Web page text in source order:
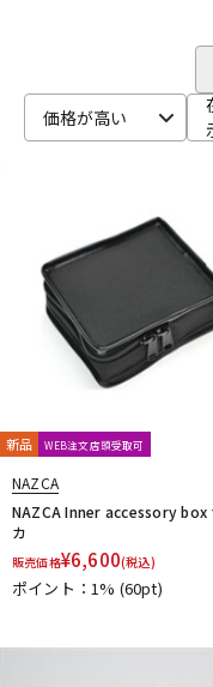
ドラム
キーボード
アンプ
DJ機器
価格が高い
新品 WEB注文店頭受取可
NAZCA
NAZCA Inner accessory box
カ
販売価格¥6,600(税込)
ポイント：1% (60pt)